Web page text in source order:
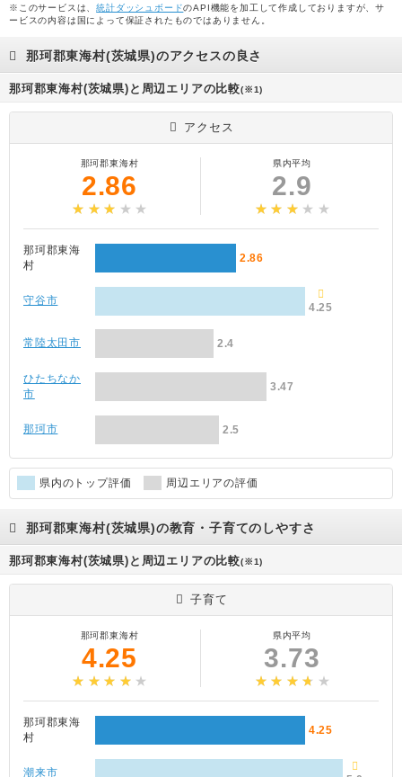
※このサービスは、統計ダッシュボードのAPI機能を加工して作成しておりますが、サ
ービスの内容は国によって保証されたものではありません。
那珂郡東海村(茨城県)のアクセスの良さ
那珂郡東海村(茨城県)と周辺エリアの比較(※1)
アクセス
那珂郡東海村
2.86
県内平均
2.9
那珂郡東海
村
2.86
守谷市
4.25
常陸太田市 2.4
ひたちなか
市
3.47
那珂市 2.5
県内のトップ評価 周辺エリアの評価
那珂郡東海村(茨城県)の教育・子育てのしやすさ
那珂郡東海村(茨城県)と周辺エリアの比較(※1)
子育て
那珂郡東海村
4.25
県内平均
3.73
那珂郡東海
村
4.25
潮来市